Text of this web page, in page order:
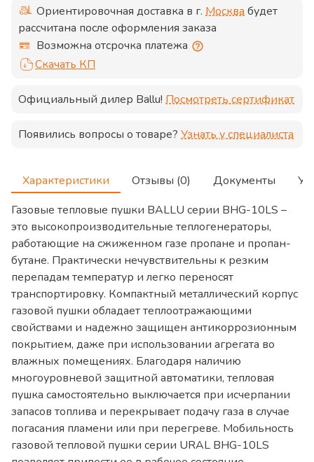
Ориентировочная доставка в г. Москвабудет
рассчитана после оформления заказа
Возможна отсрочка платежа
Скачать КП
Официальный дилер Ballu! Посмотреть сертификат
Появились вопросы о товаре? Узнать у специалиста
Характеристики Отзывы (0) Документы
Газовые тепловые пушки BALLU серии BHG-10LS –
это высокопроизводительные теплогенераторы,
работающие на сжиженном газе пропане и пропан-
бутане. Практически нечувствительны к резким
перепадам температур и легко переносят
транспортировку. Компактный металлический корпус
газовой пушки обладает теплоотражающими
свойствами и надежно защищен антикоррозионным
покрытием, даже при использовании агрегата во
влажных помещениях. Благодаря наличию
многоуровневой защитной автоматики, тепловая
пушка самостоятельно выключается при исчерпании
запасов топлива и перекрывает подачу газа в случае
погасания пламени или при перегреве. Мобильность
газовой тепловой пушки серии URAL BHG-10LS